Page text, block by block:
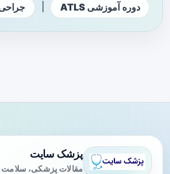
دوره آموزشی ATLS جراحی
پزشک سایت
مقالات پزشکی،